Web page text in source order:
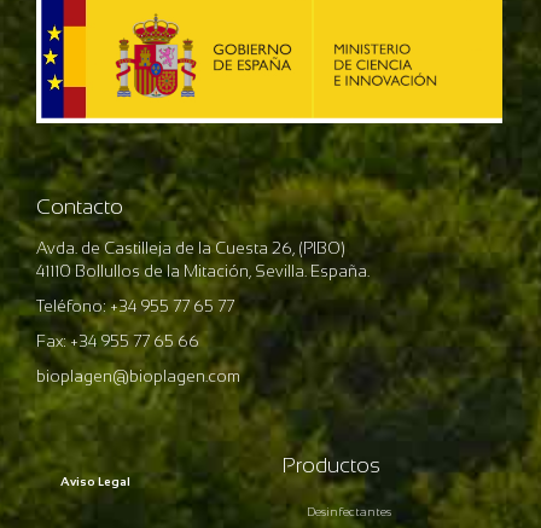
Contacto
Avda. de Castilleja de la Cuesta 26, (PIBO)
41110 Bollullos de la Mitación, Sevilla. España.
Teléfono: +34 955 77 65 77
Fax: +34 955 77 65 66
bioplagen@bioplagen.com
Aviso Legal
Productos
Desinfectantes